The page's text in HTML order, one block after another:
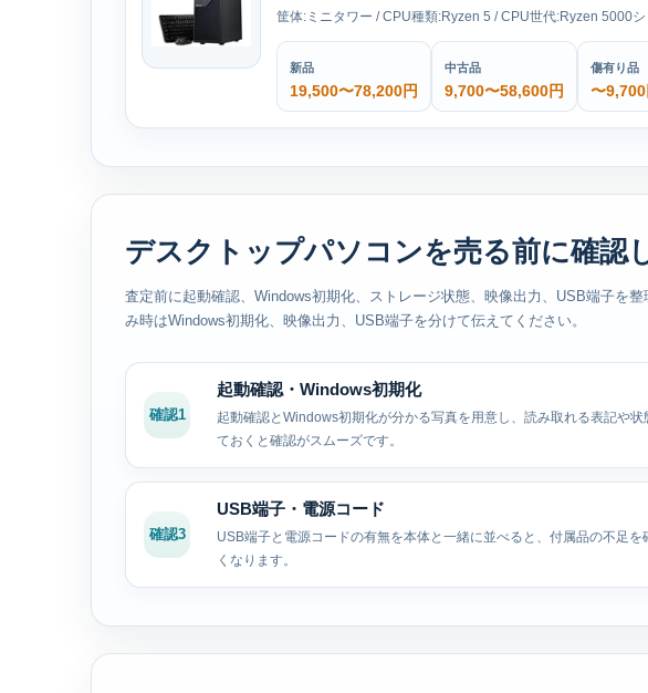
筐体:ミニタワー / CPU種類:Ryzen 5 / CPU世代:Ryzen 5000
新品
19,500〜78,200円
中古品
9,700〜58,600円
傷有り品
〜9,700
デスクトップパソコンを売る前に確認
査定前に起動確認、Windows初期化、ストレージ状態、映像出力、USB端子を
み時はWindows初期化、映像出力、USB端子を分けて伝えてください。
確認1
起動確認・Windows初期化
起動確認とWindows初期化が分かる写真を用意し、読み取れる表記や状
ておくと確認がスムーズです。
確認3
USB端子・電源コード
USB端子と電源コードの有無を本体と一緒に並べると、付属品の不足を
くなります。